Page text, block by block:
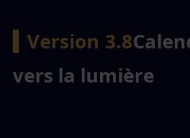
▍Version 3.8
vers la lumière